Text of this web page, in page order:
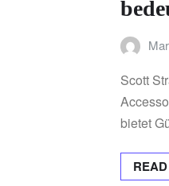
Scott
bietet